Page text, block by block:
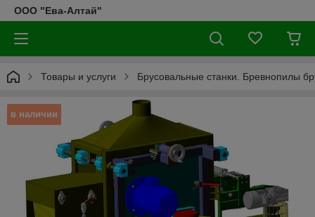
ООО "Ева-Алтай"
Товары и услуги Брусовальные станки. Бревнопилы
в наличии